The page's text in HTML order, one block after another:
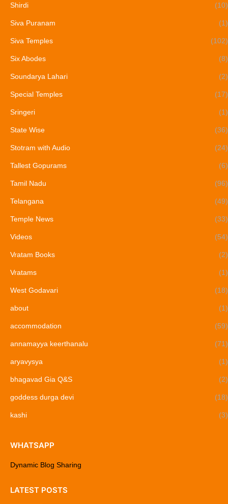
Shirdi (10)
Siva Puranam (1)
Siva Temples (102)
Six Abodes (8)
Soundarya Lahari (2)
Special Temples (17)
Sringeri (1)
State Wise (36)
Stotram with Audio (24)
Tallest Gopurams (6)
Tamil Nadu (96)
Telangana (49)
Temple News (33)
Videos (54)
Vratam Books (2)
Vratams (1)
West Godavari (18)
about (1)
accommodation (59)
annamayya keerthanalu (71)
aryavysya (1)
bhagavad Gia Q&S (2)
goddess durga devi (18)
kashi (3)
WHATSAPP
Dynamic Blog Sharing
LATEST POSTS